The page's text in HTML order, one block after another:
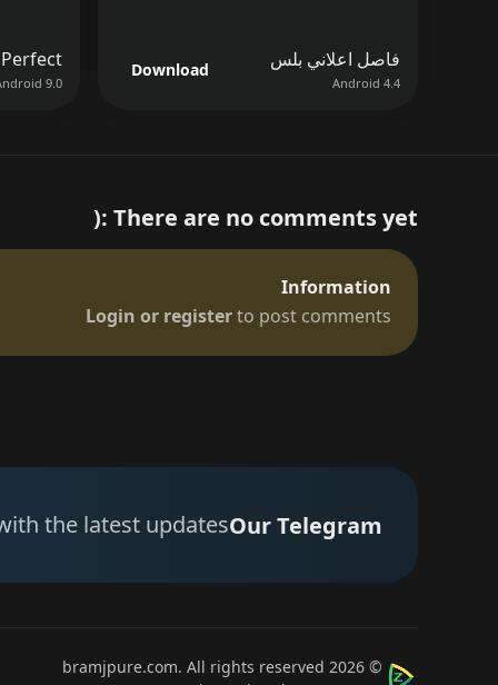
فاصل اعلاني بلس
Android 4.4
Download
9.0
There are no comments yet :(
Information
Login or registerto post comments
Our Telegram
the latest updates
© 2026
bramjpure.com. All rights reserved